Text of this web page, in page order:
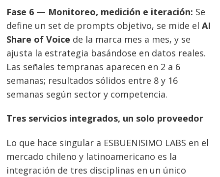
Fase 6 — Monitoreo, medición e iteración: Se
define un set de prompts objetivo, se mide elAI
Share of Voice de la marca mes a mes, y se
ajusta la estrategia basándose en datos reales.
Las señales tempranas aparecen en 2 a 6
semanas; resultados sólidos entre 8 y 16
semanas según sector y competencia.
Tres servicios integrados, un solo proveedor
Lo que hace singular a ESBUENISIMO LABS en el
mercado chileno y latinoamericano es la
integración de tres disciplinas en un único